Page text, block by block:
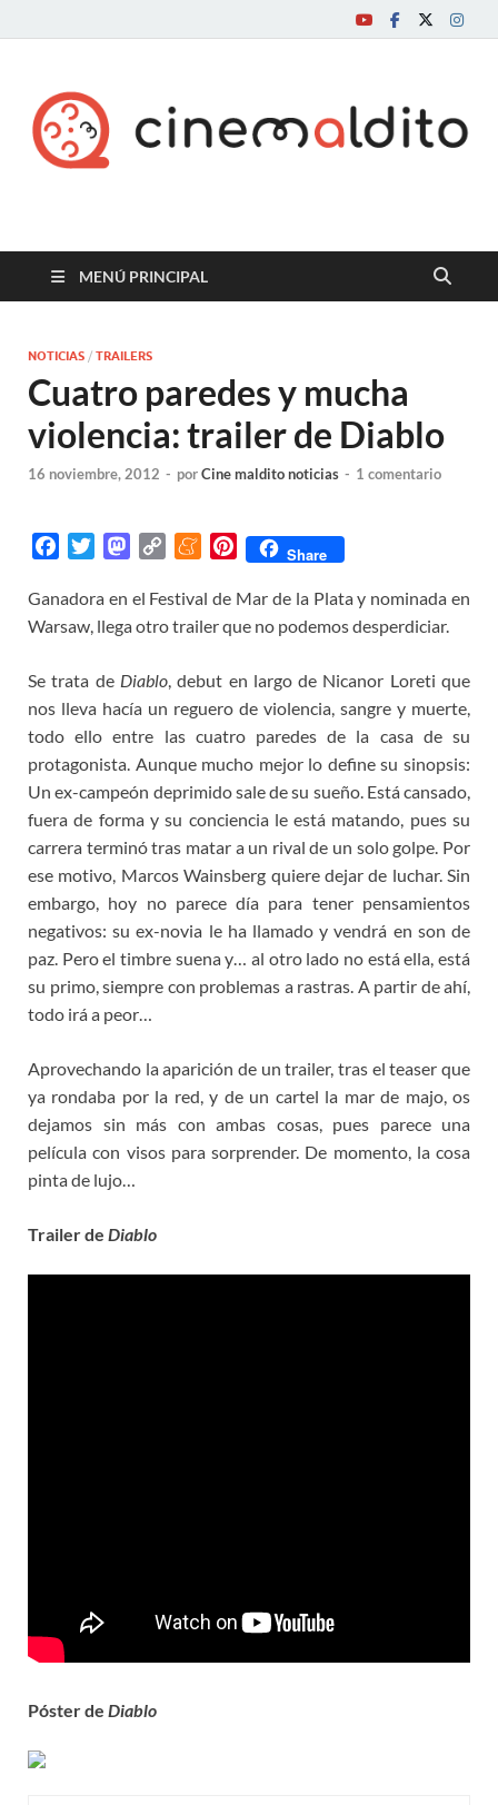
Cine maldito
MENÚ PRINCIPAL
NOTICIAS / TRAILERS
Cuatro paredes y mucha
violencia: trailer de Diablo
16 noviembre, 2012 - porCine maldito noticias - 1 comentario
c
e
o
o
k
i
t
e
r
M
s
t
d
o
n
p
y
i
n
k
M
n
e
m
e
P
n
t
r
e
s
t
Share
Ganadora en el Festival de Mar de la Plata y nominada en
Warsaw, llega otro trailer que no podemos desperdiciar.
Se trata deDiablo, debut en largo de Nicanor Loreti que
nos lleva hacía un reguero de violencia, sangre y muerte,
todo ello entre las cuatro paredes de la casa de su
protagonista. Aunque mucho mejor lo define su sinopsis:
Un ex-campeón deprimido sale de su sueño. Está cansado,
fuera de forma y su conciencia le está matando, pues su
carrera terminó tras matar a un rival de un solo golpe. Por
ese motivo, Marcos Wainsberg quiere dejar de luchar. Sin
embargo, hoy no parece día para tener pensamientos
negativos: su ex-novia le ha llamado y vendrá en son de
paz. Pero el timbre suena y… al otro lado no está ella, está
su primo, siempre con problemas a rastras. A partir de ahí,
todo irá a peor…
Aprovechando la aparición de un trailer, tras el teaser que
ya rondaba por la red, y de un cartel la mar de majo, os
dejamos sin más con ambas cosas, pues parece una
película con visos para sorprender. De momento, la cosa
pinta de lujo…
Trailer de Diablo
Póster de Diablo